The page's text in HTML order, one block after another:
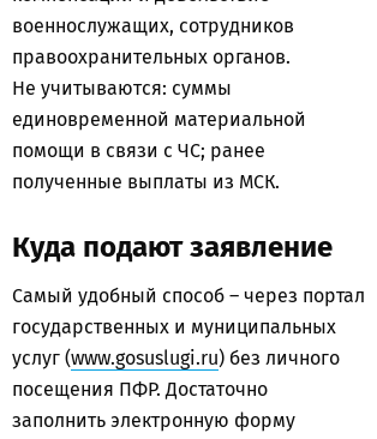
военнослужащих, сотрудников
правоохранительных органов.
Не учитываются: суммы
единовременной материальной
помощи в связи с ЧС; ранее
полученные выплаты из МСК.
Куда подают заявление
Самый удобный способ – через портал
государственных и муниципальных
услуг (www.gosuslugi.ru) без личного
посещения ПФР. Достаточно
заполнить электронную форму